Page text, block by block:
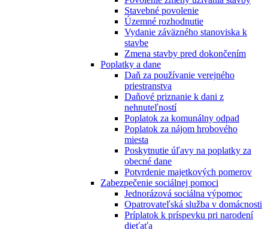
Stavebné povolenie
Územné rozhodnutie
Vydanie záväzného stanoviska k
stavbe
Zmena stavby pred dokončením
Poplatky a dane
Daň za používanie verejného
priestranstva
Daňové priznanie k dani z
nehnuteľností
Poplatok za komunálny odpad
Poplatok za nájom hrobového
miesta
Poskytnutie úľavy na poplatky za
obecné dane
Potvrdenie majetkových pomerov
Zabezpečenie sociálnej pomoci
Jednorázová sociálna výpomoc
Opatrovateľská služba v domácnosti
Príplatok k príspevku pri narodení
dieťaťa